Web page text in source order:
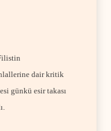
dair kritik
günkü esir takası